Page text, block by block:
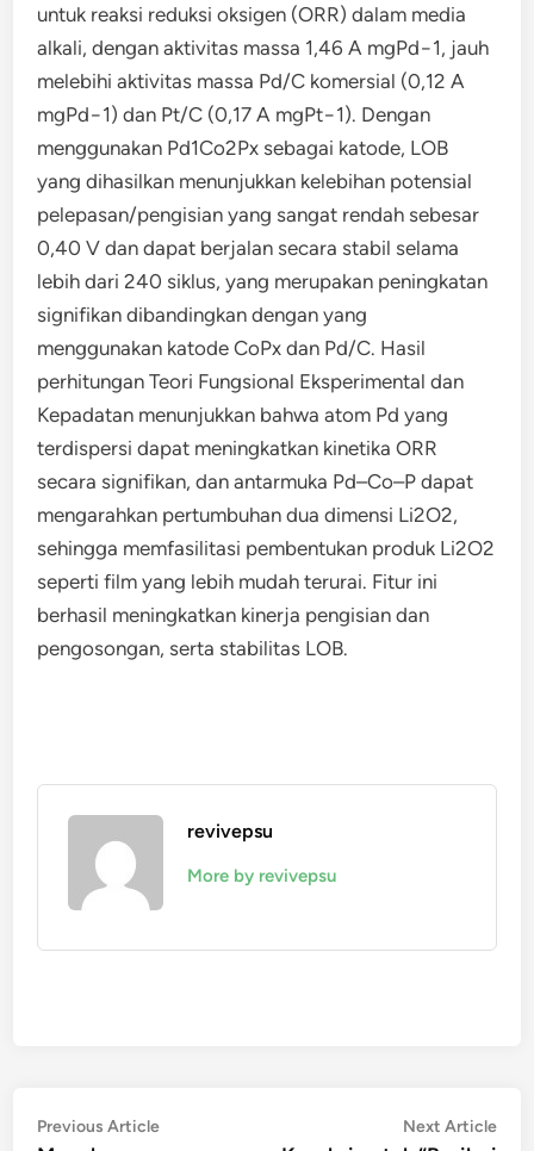
untuk reaksi reduksi oksigen (ORR) dalam media
alkali, dengan aktivitas massa 1,46 A mgPd−1, jauh
melebihi aktivitas massa Pd/C komersial (0,12 A
mgPd−1) dan Pt/C (0,17 A mgPt−1). Dengan
menggunakan Pd1Co2Px sebagai katode, LOB
yang dihasilkan menunjukkan kelebihan potensial
pelepasan/pengisian yang sangat rendah sebesar
0,40 V dan dapat berjalan secara stabil selama
lebih dari 240 siklus, yang merupakan peningkatan
signifikan dibandingkan dengan yang
menggunakan katode CoPx dan Pd/C. Hasil
perhitungan Teori Fungsional Eksperimental dan
Kepadatan menunjukkan bahwa atom Pd yang
terdispersi dapat meningkatkan kinetika ORR
secara signifikan, dan antarmuka Pd–Co–P dapat
mengarahkan pertumbuhan dua dimensi Li2O2,
sehingga memfasilitasi pembentukan produk Li2O2
seperti film yang lebih mudah terurai. Fitur ini
berhasil meningkatkan kinerja pengisian dan
pengosongan, serta stabilitas LOB.
revivepsu
More by revivepsu
Navigasi
Previous ArticlePrevious
Next Article